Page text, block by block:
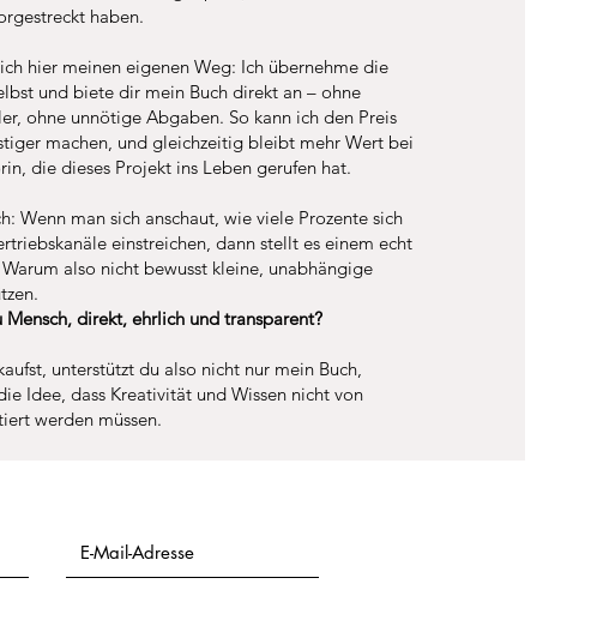
haben.
hier meinen eigenen Weg: Ich übernehme die
und biete dir mein Buch direkt an – ohne
ohne unnötige Abgaben. So kann ich den Preis
machen, und gleichzeitig bleibt mehr Wert bei
die dieses Projekt ins Leben gerufen hat.
Wenn man sich anschaut, wie viele Prozente sich
einstreichen, dann stellt es einem echt
also nicht bewusst kleine, unabhängige
Mensch, direkt, ehrlich und transparent?
unterstützt du also nicht nur mein Buch,
Idee, dass Kreativität und Wissen nicht von
werden müssen.